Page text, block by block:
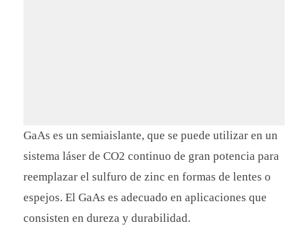
GaAs es un semiaislante, que se puede utilizar en un
sistema láser de CO2 continuo de gran potencia para
reemplazar el sulfuro de zinc en formas de lentes o
espejos. El GaAs es adecuado en aplicaciones que
consisten en dureza y durabilidad.